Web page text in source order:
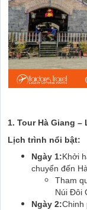
1. Tour Hà Giang –
Lịch trình nổi bật:
Ngày 1:Khởi
chuyển đến
Tham
Núi Đôi
Ngày 2:Chinh